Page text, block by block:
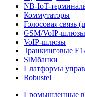
NB-IoT-
Коммутаторы
Голосовая связь
GSM/VoIP-шлюзы
VoIP-шлюзы
Транкинговые
SIMбанки
Платформы
Robustel
Промышленные